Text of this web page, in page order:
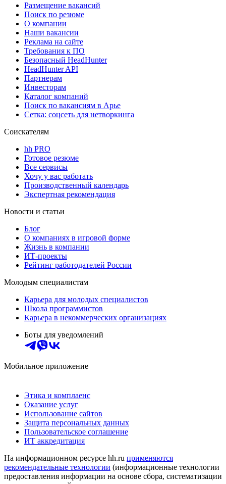
Размещение вакансий
Поиск по резюме
О компании
Наши вакансии
Реклама на сайте
Требования к ПО
Безопасный HeadHunter
HeadHunter API
Партнерам
Инвесторам
Каталог компаний
Поиск по вакансиям в Арье
Сетка: соцсеть для нетворкинга
Соискателям
hh PRO
Готовое резюме
Все сервисы
Хочу у вас работать
Производственный календарь
Экспертная рекомендация
Новости и статьи
Блог
О компаниях в игровой форме
Жизнь в компании
ИТ-проекты
Рейтинг работодателей России
Молодым специалистам
Карьера для молодых специалистов
Школа программистов
Карьера в некоммерческих организациях
Боты для уведомлений
Мобильное приложение
Этика и комплаенс
Оказание услуг
Использование сайтов
Защита персональных данных
Пользовательское соглашение
ИТ аккредитация
На информационном ресурсе hh.ru применяются
рекомендательные технологии (информационные технологии
предоставления информации на основе сбора, систематизации